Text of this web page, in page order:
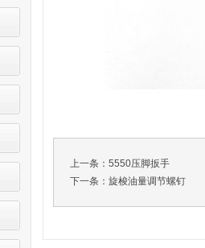
上一条： 5550压脚扳手
下一条： 旋梭油量调节螺钉